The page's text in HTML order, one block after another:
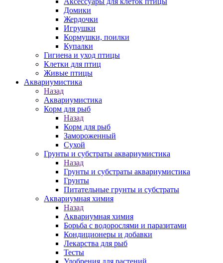
Домики
Жердочки
Игрушки
Кормушки, поилки
Купалки
Гигиена и уход птицы
Клетки для птиц
Живые птицы
Аквариумистика
Назад
Аквариумистика
Корм для рыб
Назад
Корм для рыб
Замороженный
Сухой
Грунты и субстраты аквариумистика
Назад
Грунты и субстраты аквариумистика
Грунты
Питательные грунты и субстраты
Аквариумная химия
Назад
Аквариумная химия
Борьба с водорослями и паразитами
Кондиционеры и добавки
Лекарства для рыб
Тесты
Удобрения для растений